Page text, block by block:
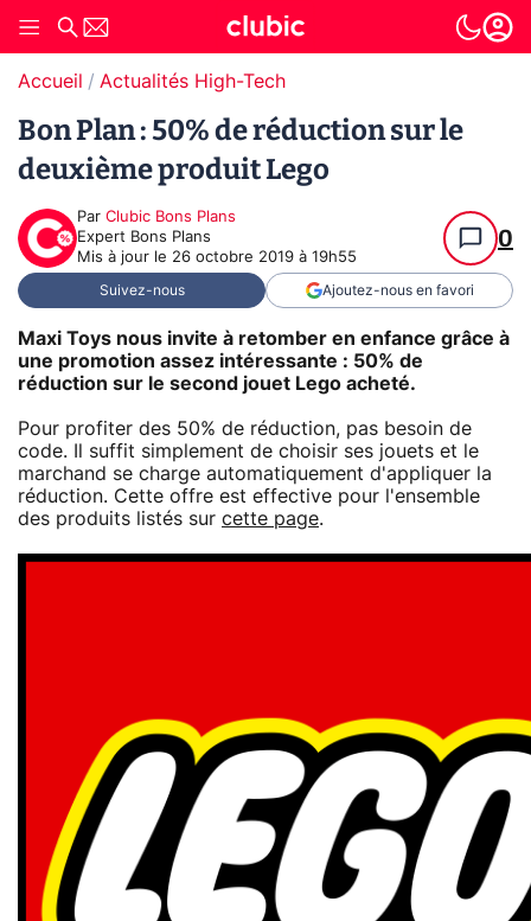
Accueil Actualités High-Tech
Bon Plan : 50% de réduction sur le
deuxième produit Lego
Par Clubic Bons Plans
Expert Bons Plans
Mis à jour le 26 octobre 2019 à 19h55
0
Suivez-nous Ajoutez-nous en favori
Maxi Toys nous invite à retomber en enfance grâce à
une promotion assez intéressante : 50% de
réduction sur le second jouet Lego acheté.
Pour profiter des 50% de réduction, pas besoin de
code. Il suffit simplement de choisir ses jouets et le
marchand se charge automatiquement d'appliquer la
réduction. Cette offre est effective pour l'ensemble
des produits listés sur cette page.